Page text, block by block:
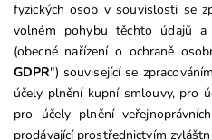
fyzických osob v souvislosti se
volném pohybu těchto údajů a
(obecné nařízení o ochraně
GDPR") související se
účely plnění kupní smlouvy, pro
pro účely plnění
prodávající prostřednictvím